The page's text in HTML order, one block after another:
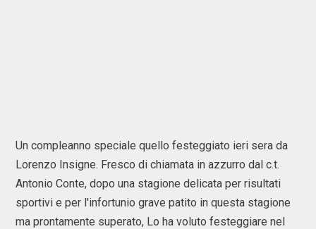
Un compleanno speciale quello festeggiato ieri sera da
Lorenzo Insigne. Fresco di chiamata in azzurro dal c.t.
Antonio Conte, dopo una stagione delicata per risultati
sportivi e per l'infortunio grave patito in questa stagione
ma prontamente superato, Lo ha voluto festeggiare nel